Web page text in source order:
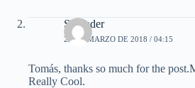
Surender
22 DE MARZO DE 2018 / 04:15
Tomás, thanks so much for the
Really Cool.